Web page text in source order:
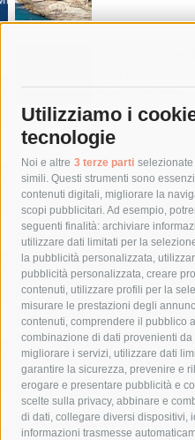
Utilizziamo i
tecnologie
Noi e altre 3 terze parti
simili. Questi strumenti sono
contenuti digitali, migliorare la
scopi pubblicitari. Ad esempio,
seguenti finalità: archiviare
utilizzare dati limitati per la
la pubblicità personalizzata,
pubblicità personalizzata, creare
contenuti, utilizzare profili per la
misurare le prestazioni degli
contenuti, comprendere il pubblico
combinazione di dati provenienti
migliorare i servizi, utilizzare dati
garantire la sicurezza, prevenire e
erogare e presentare pubblicità e
scelte sulla privacy, abbinare e
di dati, collegare diversi dispositivi,
informazioni trasmesse
Sorrento.
8 Agosto 2026
Tag
acqua allerta meteo
anas
area marina protetta di punta
Asl Napoli 3 sud
capitaneria
castellammare di stabia
comune di sorrento
concerto
costiera amalfitana
covid-19
fondazione sorrento
gori
lavori
lorenzo balducelli
massimo coppola
Meta